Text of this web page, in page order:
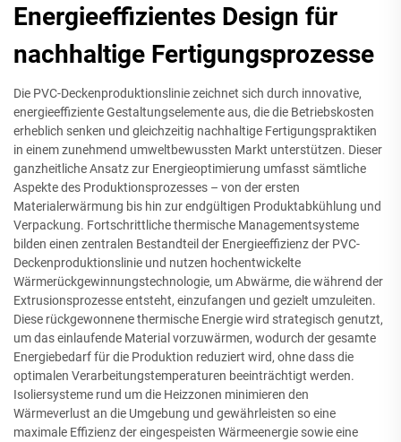
Energieeffizientes Design für
nachhaltige Fertigungsprozesse
Die PVC-Deckenproduktionslinie zeichnet sich durch innovative,
energieeffiziente Gestaltungselemente aus, die die Betriebskosten
erheblich senken und gleichzeitig nachhaltige Fertigungspraktiken
in einem zunehmend umweltbewussten Markt unterstützen. Dieser
ganzheitliche Ansatz zur Energieoptimierung umfasst sämtliche
Aspekte des Produktionsprozesses – von der ersten
Materialerwärmung bis hin zur endgültigen Produktabkühlung und
Verpackung. Fortschrittliche thermische Managementsysteme
bilden einen zentralen Bestandteil der Energieeffizienz der PVC-
Deckenproduktionslinie und nutzen hochentwickelte
Wärmerückgewinnungstechnologie, um Abwärme, die während der
Extrusionsprozesse entsteht, einzufangen und gezielt umzuleiten.
Diese rückgewonnene thermische Energie wird strategisch genutzt,
um das einlaufende Material vorzuwärmen, wodurch der gesamte
Energiebedarf für die Produktion reduziert wird, ohne dass die
optimalen Verarbeitungstemperaturen beeinträchtigt werden.
Isoliersysteme rund um die Heizzonen minimieren den
Wärmeverlust an die Umgebung und gewährleisten so eine
maximale Effizienz der eingespeisten Wärmeenergie sowie eine